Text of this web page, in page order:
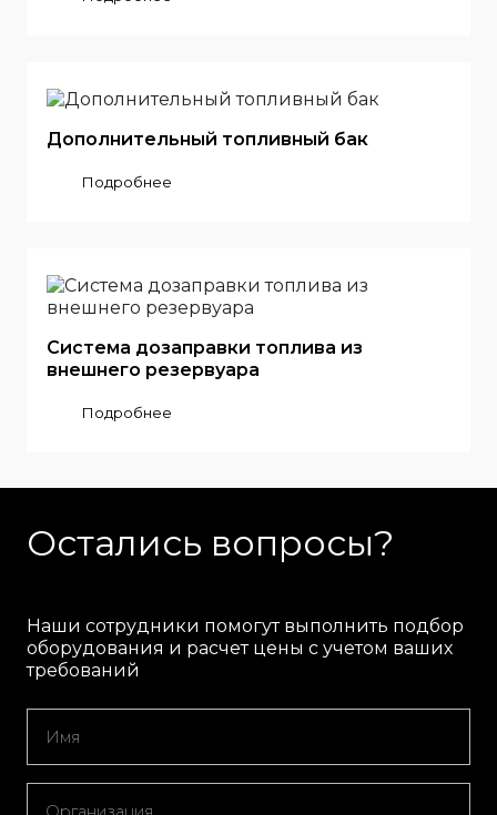
Дополнительный топливный бак
Подробнее
Система дозаправки топлива из
внешнего резервуара
Подробнее
Остались вопросы?
Наши сотрудники помогут выполнить подбор
оборудования и расчет цены с учетом ваших
требований